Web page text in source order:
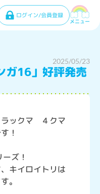
ログイン/会員登録
メニュー
2025/05/23
ガ16」好評発売
ラックマ ４クマ
！
ズ！
キイロイトリは
。